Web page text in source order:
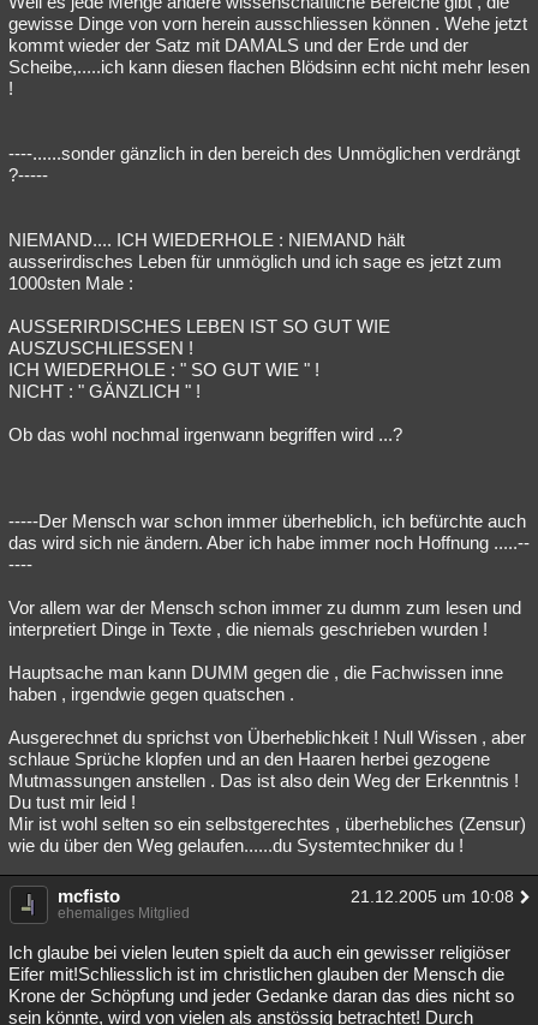
gewisse Dinge von vorn herein ausschliessen können . Wehe jetzt
kommt wieder der Satz mit DAMALS und der Erde und der
Scheibe,.....ich kann diesen flachen Blödsinn echt nicht mehr lesen
!
----......sonder gänzlich in den bereich des Unmöglichen verdrängt
?-----
NIEMAND.... ICH WIEDERHOLE : NIEMAND hält
ausserirdisches Leben für unmöglich und ich sage es jetzt zum
1000sten Male :
AUSSERIRDISCHES LEBEN IST SO GUT WIE
AUSZUSCHLIESSEN !
ICH WIEDERHOLE : " SO GUT WIE " !
NICHT : " GÄNZLICH " !
Ob das wohl nochmal irgenwann begriffen wird ...?
-----Der Mensch war schon immer überheblich, ich befürchte auch
das wird sich nie ändern. Aber ich habe immer noch Hoffnung .....--
----
Vor allem war der Mensch schon immer zu dumm zum lesen und
interpretiert Dinge in Texte , die niemals geschrieben wurden !
Hauptsache man kann DUMM gegen die , die Fachwissen inne
haben , irgendwie gegen quatschen .
Ausgerechnet du sprichst von Überheblichkeit ! Null Wissen , aber
schlaue Sprüche klopfen und an den Haaren herbei gezogene
Mutmassungen anstellen . Das ist also dein Weg der Erkenntnis !
Du tust mir leid !
Mir ist wohl selten so ein selbstgerechtes , überhebliches (Zensur)
wie du über den Weg gelaufen......du Systemtechniker du !
mcfisto 21.12.2005 um 10:08
ehemaliges Mitglied
Ich glaube bei vielen leuten spielt da auch ein gewisser religiöser
Eifer mit!Schliesslich ist im christlichen glauben der Mensch die
Krone der Schöpfung und jeder Gedanke daran das dies nicht so
sein könnte, wird von vielen als anstössig betrachtet! Durch